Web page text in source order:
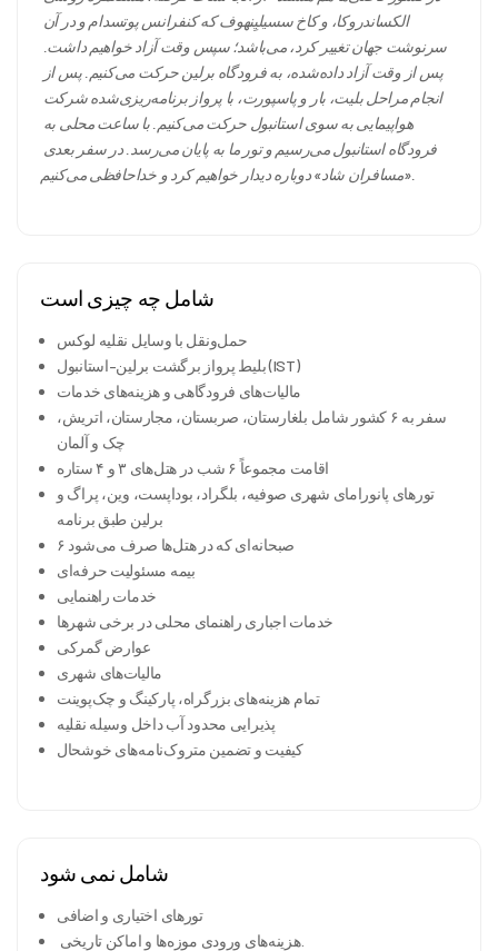
«مسافران شاد» دوباره دیدار خواهیم کرد و خداحافظی می‌کنیم.
شامل چه چیزی است
حمل‌ونقل با وسایل نقلیه لوکس
بلیط پرواز برگشت برلین–استانبول (IST)
مالیات‌های فرودگاهی و هزینه‌های خدمات
سفر به ۶ کشور شامل بلغارستان، صربستان، مجارستان، اتریش،
چک و آلمان
اقامت مجموعاً ۶ شب در هتل‌های ۳ و ۴ ستاره
تورهای پانورامای شهری صوفیه، بلگراد، بوداپست، وین، پراگ و
برلین طبق برنامه
۶ صبحانه‌ای که در هتل‌ها صرف می‌شود
بیمه مسئولیت حرفه‌ای
خدمات راهنمایی
خدمات اجباری راهنمای محلی در برخی شهرها
عوارض گمرکی
مالیات‌های شهری
تمام هزینه‌های بزرگراه، پارکینگ و چک‌پوینت
پذیرایی محدود آب داخل وسیله نقلیه
کیفیت و تضمین متروک‌نامه‌های خوشحال
شامل نمی شود
تورهای اختیاری و اضافی
هزینه‌های ورودی موزه‌ها و اماکن تاریخی.